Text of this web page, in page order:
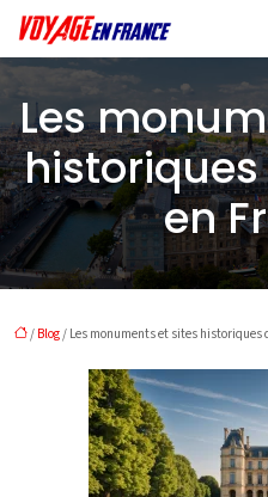
Les
historiques
en
/ Blog / Les monuments et sites historiques